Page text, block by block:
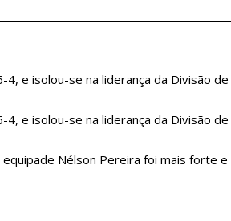
e isolou-se na liderança da Divisão
e isolou-se na liderança da Divisão
Nélson Pereira foi mais forte